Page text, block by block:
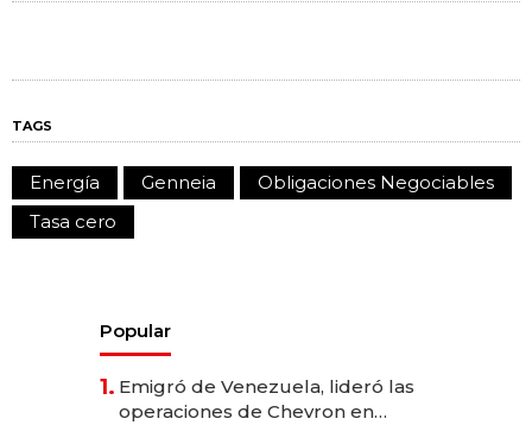
TAGS
Energía Genneia
Obligaciones Negociables
Tasa cero
Popular
1. Emigró de Venezuela, lideró las
operaciones de Chevron en